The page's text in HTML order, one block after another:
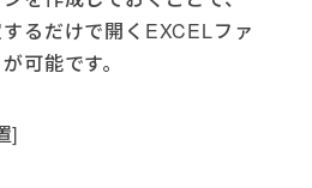
るだけで開くEXCELファ
可能です。
]